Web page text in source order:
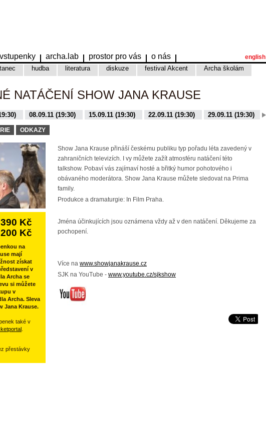
vstupenky archa.lab prostor pro vás o nás
tanec hudba literatura diskuze festival Akcent Archa školám
english
NATÁČENÍ SHOW JANA KRAUSE
08.09.11 (19:30) 15.09.11 (19:30) 22.09.11 (19:30) 29.09.11 (19:30)
16.11.15 (19:30)
ODKAZY
Show Jana Krause přináší českému publiku typ pořadu léta zavedený v
zahraničních televizích. I vy můžete zažít atmosféru natáčení této
talkshow. Pobaví vás zajímaví hosté a břitký humor pohotového i
obávaného moderátora. Show Jana Krause můžete sledovat na Prima
family.
Produkce a dramaturgie: In Film Praha.
Jména účinkujících jsou oznámena vždy až v den natáčení. Děkujeme za
pochopení.
Více na www.showjanakrause.cz
SJK na YouTube - www.youtube.cz/sjkshow
390 Kč
200 Kč
na
mají
získat
v
Archa se
si můžete
v
Archa. Sleva
Jana Krause.
také v
přestávky